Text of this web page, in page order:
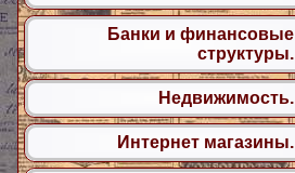
Банки и финансовые
структуры.
Недвижимость.
Интернет магазины.